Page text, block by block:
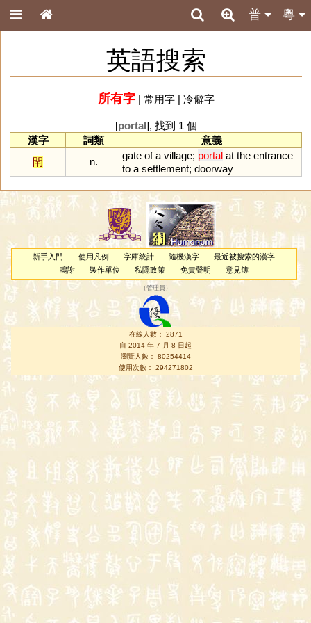
粵
普
英語搜索
所有字| 常用字| 冷僻字
[portal], 找到 1 個
漢字
詞類
意義
閈
n.
gate of a village; portal at the entrance
to a settlement; doorway
新手入門 使用凡例 字庫統計 隨機漢字
最近被搜索的漢字
鳴謝
製作單位 私隱政策 免責聲明 意見簿
（管理員 ）
在線人數： 2871
自 2014 年 7 月 8 日起
瀏覽人數： 80254414
使用次數： 294271802